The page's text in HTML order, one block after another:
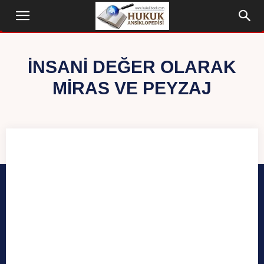
İNSANI DEĞER OLARAK
MIRAS VE PEYZAJ